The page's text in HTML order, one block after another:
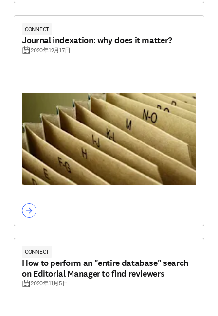
CONNECT
Journal indexation: why does it matter?
2020年12月17日
CONNECT
How to perform an "entire database" search
on Editorial Manager to find reviewers
2020年11月5日